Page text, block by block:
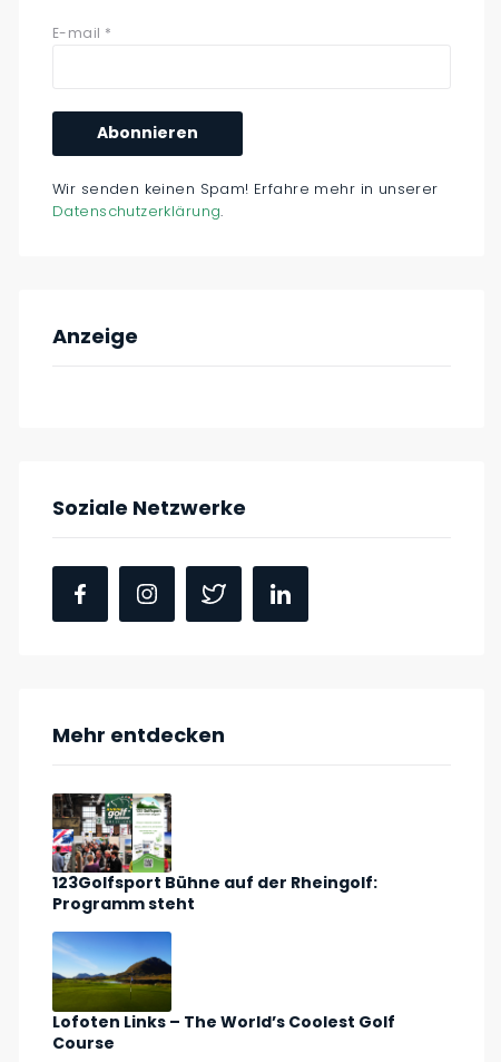
E-mail *
Wir senden keinen Spam! Erfahre mehr in unserer
Datenschutzerklärung.
Anzeige
Soziale Netzwerke
Mehr entdecken
123Golfsport Bühne auf der Rheingolf:
Programm steht
Lofoten Links – The World’s Coolest Golf
Course